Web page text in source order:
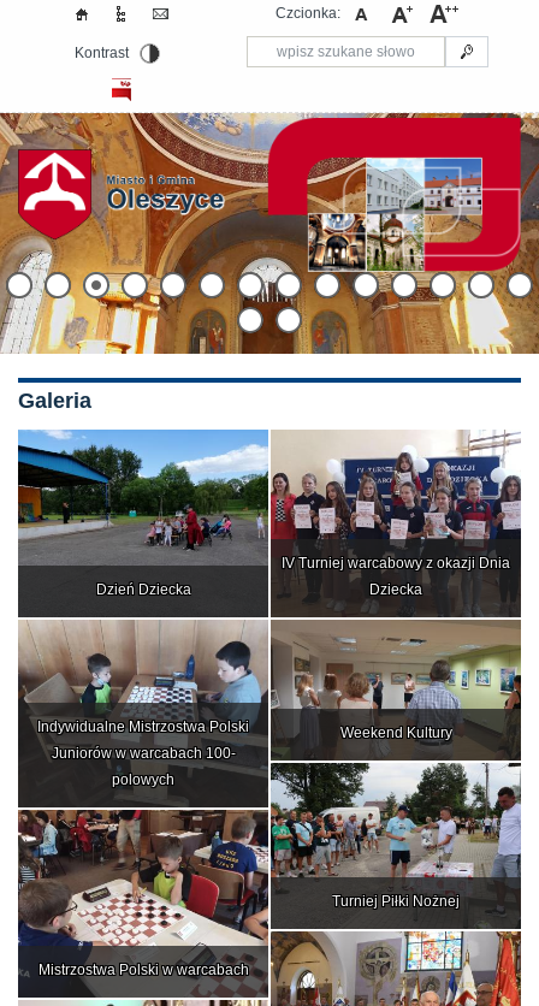
Czcionka:
Kontrast
Galeria
Dzień Dziecka
IV Turniej warcabowy z okazji Dnia
Dziecka
Indywidualne Mistrzostwa Polski
Juniorów w warcabach 100-
polowych
Weekend Kultury
Turniej Piłki Nożnej
Mistrzostwa Polski w warcabach